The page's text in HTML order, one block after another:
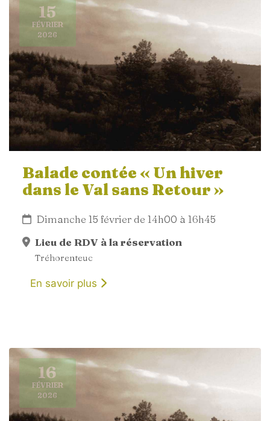
15
FÉVRIER
2026
Balade contée « Un hiver
dans le Val sans Retour »
Dimanche 15 février de 14h00 à 16h45
Lieu de RDV à la réservation
Tréhorenteuc
En savoir plus
16
FÉVRIER
2026